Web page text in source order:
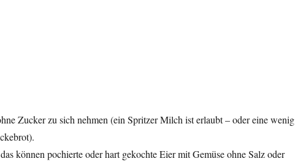
Zucker zu sich nehmen (ein Spritzer Milch ist erlaubt – oder eine wenig
können pochierte oder hart gekochte Eier mit Gemüse ohne Salz oder